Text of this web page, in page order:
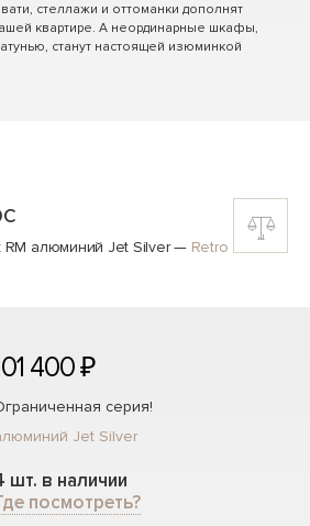
стеллажи и оттоманки дополнят
квартире. А неординарные шкафы,
станут настоящей изюминкой
RM алюминий Jet Silver— Retro
400 ₽
серия!
Jet Silver
шт. в наличии
посмотреть?